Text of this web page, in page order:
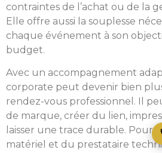
contraintes de l’achat ou de la
Elle offre aussi la souplesse
chaque événement à son
budget.
Avec un accompagnement
corporate peut devenir bien
rendez-vous professionnel. Il
de marque, créer du lien,
laisser une trace durable. Pour
matériel et du prestataire